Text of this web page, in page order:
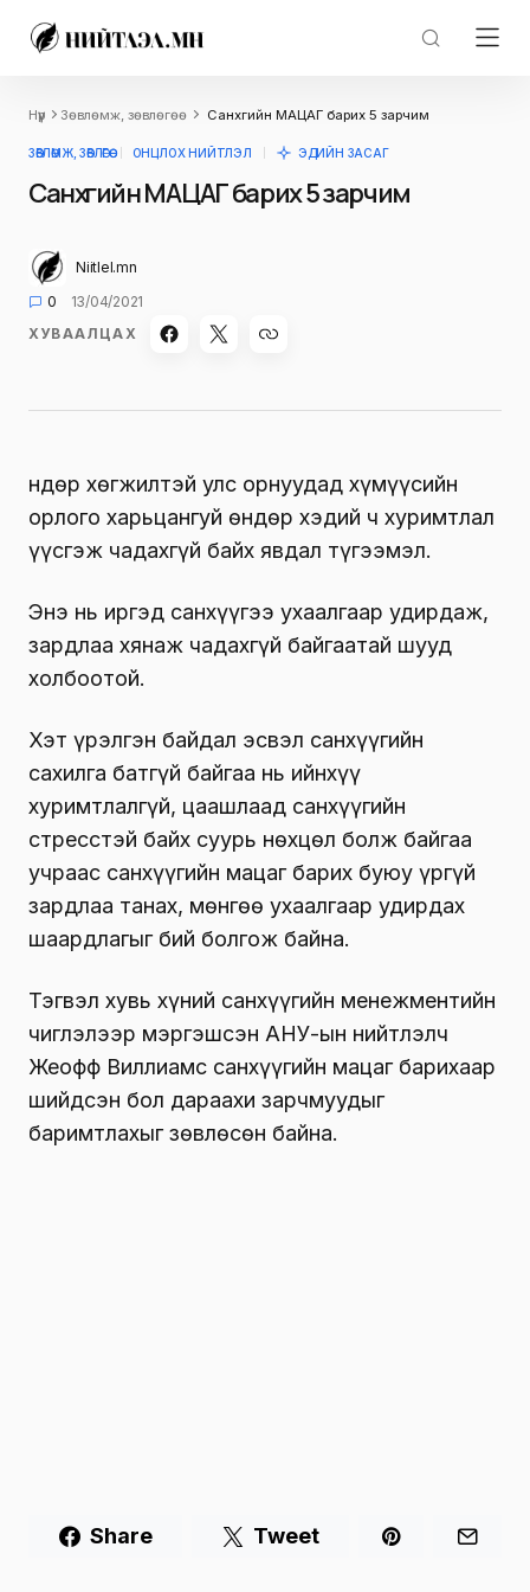
Нүүр Зөвлөмж, зөвлөгөө Санхүүгийн МАЦАГ барих 5 зарчим
ЗӨВЛӨМЖ, ЗӨВЛӨГӨӨ ОНЦЛОХ НИЙТЛЭЛ ЭДИЙН ЗАСАГ
Санхүүгийн МАЦАГ барих 5 зарчим
Niitlel.mn
0
13/04/2021
ХУВААЛЦАХ
Өндөр хөгжилтэй улс орнуудад хүмүүсийн
орлого харьцангуй өндөр хэдий ч хуримтлал
үүсгэж чадахгүй байх явдал түгээмэл.
Энэ нь иргэд санхүүгээ ухаалгаар удирдаж,
зардлаа хянаж чадахгүй байгаатай шууд
холбоотой.
Хэт үрэлгэн байдал эсвэл санхүүгийн
сахилга батгүй байгаа нь ийнхүү
хуримтлалгүй, цаашлаад санхүүгийн
стресстэй байх суурь нөхцөл болж байгаа
учраас санхүүгийн мацаг барих буюу үргүй
зардлаа танах, мөнгөө ухаалгаар удирдах
шаардлагыг бий болгож байна.
Тэгвэл хувь хүний санхүүгийн менежментийн
чиглэлээр мэргэшсэн АНУ-ын нийтлэлч
Жеофф Виллиамс санхүүгийн мацаг барихаар
шийдсэн бол дараахи зарчмуудыг
баримтлахыг зөвлөсөн байна.
Share Tweet